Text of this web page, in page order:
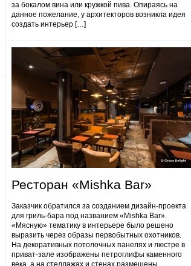
за бокалом вина или кружкой пива. Опираясь на
данное пожелание, у архитекторов возникла идея
создать интерьер […]
Ресторан «Mishka Bar»
Заказчик обратился за созданием дизайн-проекта
для гриль-бара под названием «Mishka Bar».
«Мясную» тематику в интерьере было решено
выразить через образы первобытных охотников.
На декоративных потолочных панелях и люстре в
приват-зале изображены петроглифы каменного
века, а на стеллажах и стенах размещены